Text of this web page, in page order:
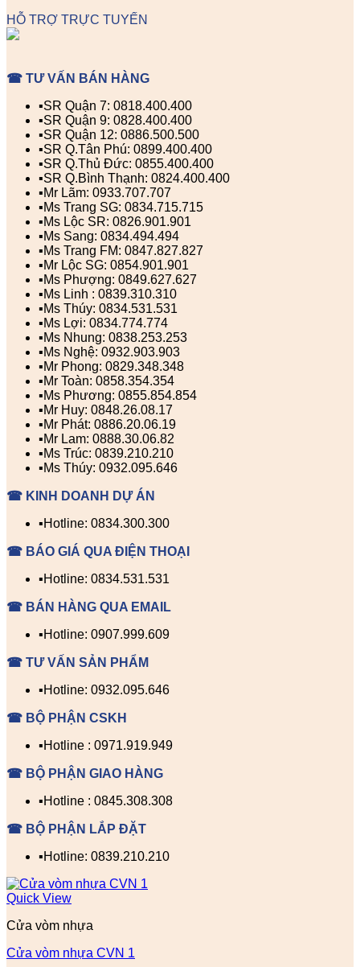
HỖ TRỢ TRỰC TUYẾN
☎ TƯ VẤN BÁN HÀNG
▪️SR Quận 7: 0818.400.400
▪️SR Quận 9: 0828.400.400
▪️SR Quận 12: 0886.500.500
▪️SR Q.Tân Phú: 0899.400.400
▪️SR Q.Thủ Đức: 0855.400.400
▪️SR Q.Bình Thạnh: 0824.400.400
▪️Mr Lãm: 0933.707.707
▪️Ms Trang SG: 0834.715.715
▪️Ms Lộc SR: 0826.901.901
▪️Ms Sang: 0834.494.494
▪️Ms Trang FM: 0847.827.827
▪️Mr Lộc SG: 0854.901.901
▪️Ms Phượng: 0849.627.627
▪️Ms Linh : 0839.310.310
▪️Ms Thúy: 0834.531.531
▪️Ms Lợi: 0834.774.774
▪️Ms Nhung: 0838.253.253
▪️Ms Nghệ: 0932.903.903
▪️Mr Phong: 0829.348.348
▪️Mr Toàn: 0858.354.354
▪️Ms Phương: 0855.854.854
▪️Mr Huy: 0848.26.08.17
▪️Mr Phát: 0886.20.06.19
▪️Mr Lam: 0888.30.06.82
▪️Ms Trúc: 0839.210.210
▪️Ms Thúy: 0932.095.646
☎ KINH DOANH DỰ ÁN
▪️Hotline: 0834.300.300
☎ BÁO GIÁ QUA ĐIỆN THOẠI
▪️Hotline: 0834.531.531
☎ BÁN HÀNG QUA EMAIL
▪️Hotline: 0907.999.609
☎ TƯ VẤN SẢN PHẨM
▪️Hotline: 0932.095.646
☎ BỘ PHẬN CSKH
▪️Hotline : 0971.919.949
☎ BỘ PHẬN GIAO HÀNG
▪️Hotline : 0845.308.308
☎ BỘ PHẬN LẮP ĐẶT
▪️Hotline: 0839.210.210
Quick View
Cửa vòm nhựa
Cửa vòm nhựa CVN 1